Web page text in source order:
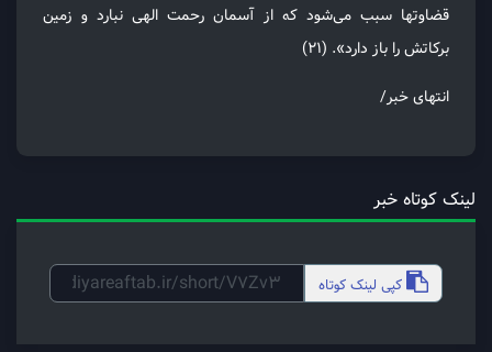
قضاوتها سبب می‌شود که از آسمان رحمت الهی نبارد و زمین
برکاتش را باز دارد». (۲۱)
انتهای خبر/
لینک کوتاه خبر
کپی لینک کوتاه